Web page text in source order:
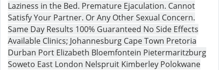
Laziness in the Bed. Premature Ejaculation. Cannot
Satisfy Your Partner. Or Any Other Sexual Concern.
Same Day Results 100% Guaranteed No Side Effects
Available Clinics; Johannesburg Cape Town Pretoria
Durban Port Elizabeth Bloemfontein Pietermaritzburg
Soweto East London Nelspruit Kimberley Polokwane